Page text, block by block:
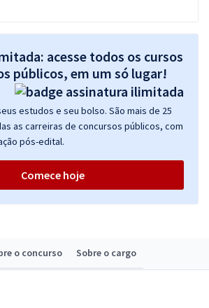
o concurso Sobre o cargo
acesse todos os cursos
públicos, em um só lugar!
estudos e seu bolso. São mais de 25
as carreiras de concursos públicos, com
pós-edital.
Comece hoje